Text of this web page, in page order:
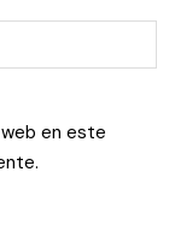
en este